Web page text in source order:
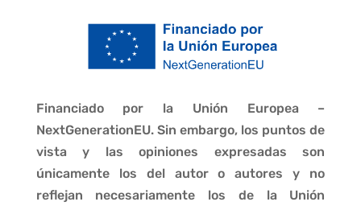
Financiado por la Unión Europea –
NextGenerationEU. Sin embargo, los puntos de
vista y las opiniones expresadas son
únicamente los del autor o autores y no
reflejan necesariamente los de la Unión